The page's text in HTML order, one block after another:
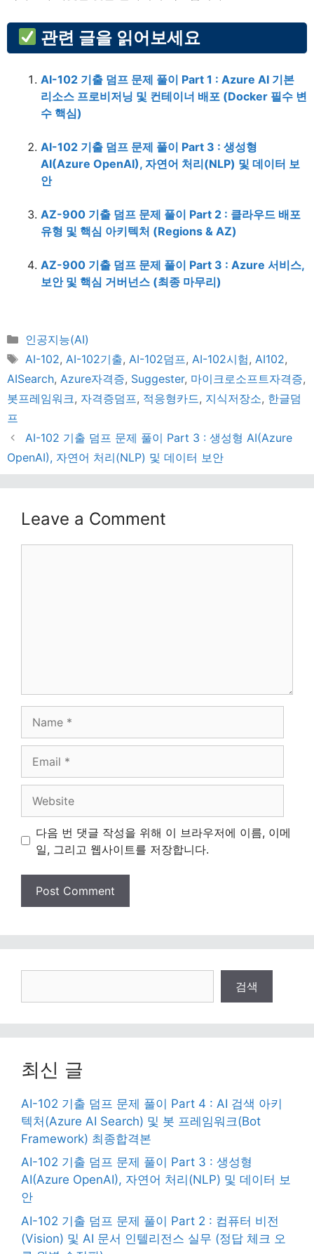
관련 글을 읽어보세요
AI-102 기출 덤프 문제 풀이 Part 1 : Azure AI 기본
리소스 프로비저닝 및 컨테이너 배포 (Docker 필수 변
수 핵심)
AI-102 기출 덤프 문제 풀이 Part 3 : 생성형
AI(Azure OpenAI), 자연어 처리(NLP) 및 데이터 보
안
AZ-900 기출 덤프 문제 풀이 Part 2 : 클라우드 배포
유형 및 핵심 아키텍처 (Regions & AZ)
AZ-900 기출 덤프 문제 풀이 Part 3 : Azure 서비스,
보안 및 핵심 거버넌스 (최종 마무리)
Categories
인공지능(AI)
Tags
AI-102, AI-102기출, AI-102덤프, AI-102시험, AI102,
AISearch, Azure자격증, Suggester, 마이크로소프트자격증,
봇프레임워크, 자격증덤프, 적응형카드, 지식저장소, 한글덤
프
AI-102 기출 덤프 문제 풀이 Part 3 : 생성형 AI(Azure
OpenAI), 자연어 처리(NLP) 및 데이터 보안
Leave a Comment
다음 번 댓글 작성을 위해 이 브라우저에 이름, 이메
일, 그리고 웹사이트를 저장합니다.
검색
최신 글
AI-102 기출 덤프 문제 풀이 Part 4 : AI 검색 아키
텍처(Azure AI Search) 및 봇 프레임워크(Bot
Framework) 최종합격본
AI-102 기출 덤프 문제 풀이 Part 3 : 생성형
AI(Azure OpenAI), 자연어 처리(NLP) 및 데이터 보
안
AI-102 기출 덤프 문제 풀이 Part 2 : 컴퓨터 비전
(Vision) 및 AI 문서 인텔리전스 실무 (정답 체크 오